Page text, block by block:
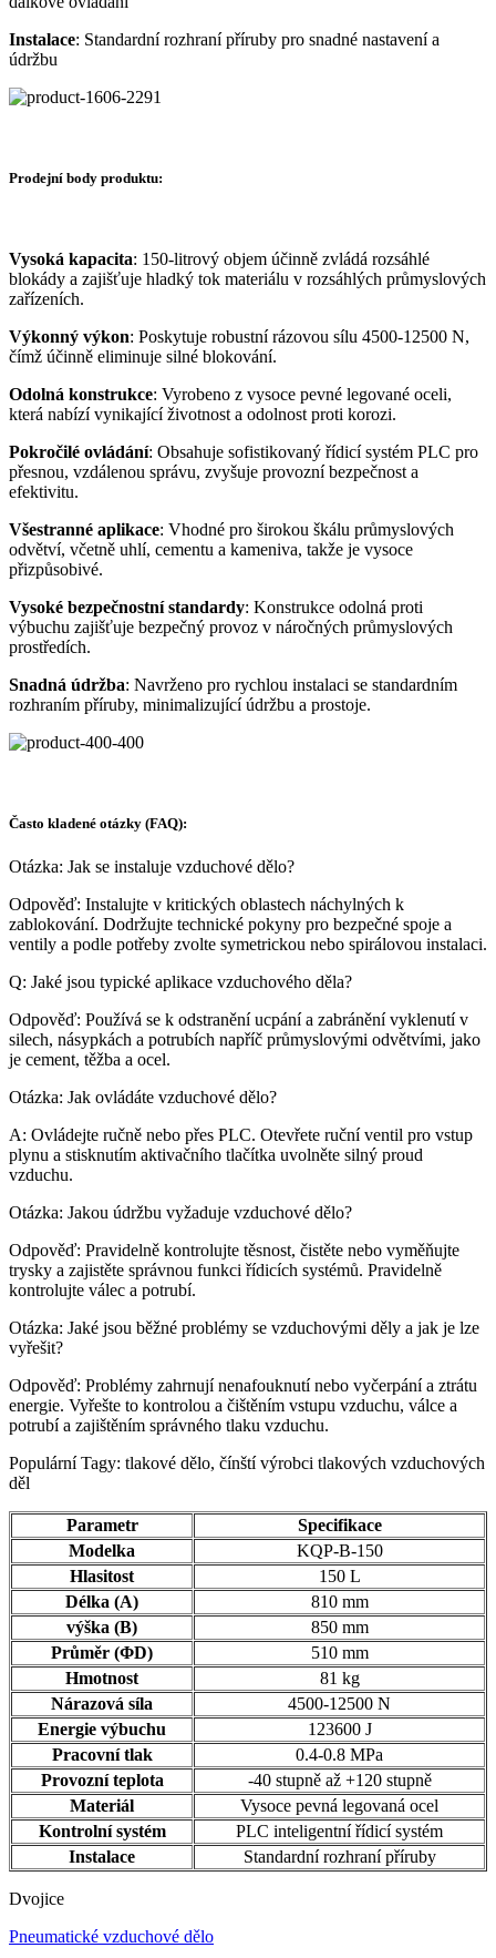
Instalace: Standardní rozhraní příruby pro snadné nastavení a
údržbu
Prodejní body produktu:
Vysoká kapacita: 150-litrový objem účinně zvládá rozsáhlé
blokády a zajišťuje hladký tok materiálu v rozsáhlých průmyslových
zařízeních.
Výkonný výkon: Poskytuje robustní rázovou sílu 4500-12500 N,
čímž účinně eliminuje silné blokování.
Odolná konstrukce: Vyrobeno z vysoce pevné legované oceli,
která nabízí vynikající životnost a odolnost proti korozi.
Pokročilé ovládání: Obsahuje sofistikovaný řídicí systém PLC pro
přesnou, vzdálenou správu, zvyšuje provozní bezpečnost a
efektivitu.
Všestranné aplikace: Vhodné pro širokou škálu průmyslových
odvětví, včetně uhlí, cementu a kameniva, takže je vysoce
přizpůsobivé.
Vysoké bezpečnostní standardy: Konstrukce odolná proti
výbuchu zajišťuje bezpečný provoz v náročných průmyslových
prostředích.
Snadná údržba: Navrženo pro rychlou instalaci se standardním
rozhraním příruby, minimalizující údržbu a prostoje.
Často kladené otázky (FAQ):
Otázka: Jak se instaluje vzduchové dělo?
Odpověď: Instalujte v kritických oblastech náchylných k
zablokování. Dodržujte technické pokyny pro bezpečné spoje a
ventily a podle potřeby zvolte symetrickou nebo spirálovou instalaci.
Q: Jaké jsou typické aplikace vzduchového děla?
Odpověď: Používá se k odstranění ucpání a zabránění vyklenutí v
silech, násypkách a potrubích napříč průmyslovými odvětvími, jako
je cement, těžba a ocel.
Otázka: Jak ovládáte vzduchové dělo?
A: Ovládejte ručně nebo přes PLC. Otevřete ruční ventil pro vstup
plynu a stisknutím aktivačního tlačítka uvolněte silný proud
vzduchu.
Otázka: Jakou údržbu vyžaduje vzduchové dělo?
Odpověď: Pravidelně kontrolujte těsnost, čistěte nebo vyměňujte
trysky a zajistěte správnou funkci řídicích systémů. Pravidelně
kontrolujte válec a potrubí.
Otázka: Jaké jsou běžné problémy se vzduchovými děly a jak je lze
vyřešit?
Odpověď: Problémy zahrnují nenafouknutí nebo vyčerpání a ztrátu
energie. Vyřešte to kontrolou a čištěním vstupu vzduchu, válce a
potrubí a zajištěním správného tlaku vzduchu.
Populární Tagy: tlakové dělo, čínští výrobci tlakových vzduchových
děl
Parametr
Specifikace
Modelka
KQP-B-150
Hlasitost
150 L
Délka (A)
810 mm
výška (B)
850 mm
Průměr (ΦD)
510 mm
Hmotnost
81 kg
Nárazová síla
4500-12500 N
Energie výbuchu
123600 J
Pracovní tlak
0.4-0.8 MPa
Provozní teplota
-40 stupně až +120 stupně
Materiál
Vysoce pevná legovaná ocel
Kontrolní systém
PLC inteligentní řídicí systém
Instalace
Standardní rozhraní příruby
Dvojice
Pneumatické vzduchové dělo